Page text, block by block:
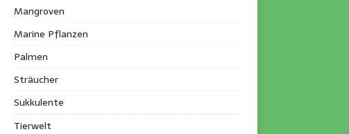
Mangroven
Marine Pflanzen
Palmen
Sträucher
Sukkulente
Tierwelt